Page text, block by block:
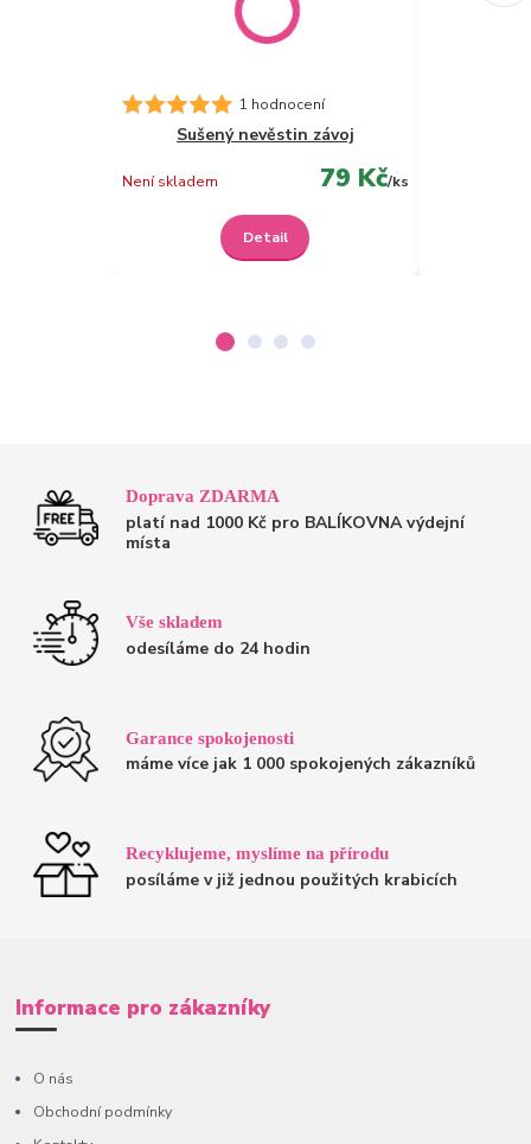
1 hodnocení
Sušený nevěstin závoj
79 Kč/ks
Není skladem
Detail
Doprava ZDARMA
platí nad 1000 Kč pro BALÍKOVNA výdejní
místa
Vše skladem
odesíláme do 24 hodin
Garance spokojenosti
máme více jak 1 000 spokojených zákazníků
Recyklujeme, myslíme na přírodu
posíláme v již jednou použitých krabicích
Informace pro zákazníky
O nás
Obchodní podmínky